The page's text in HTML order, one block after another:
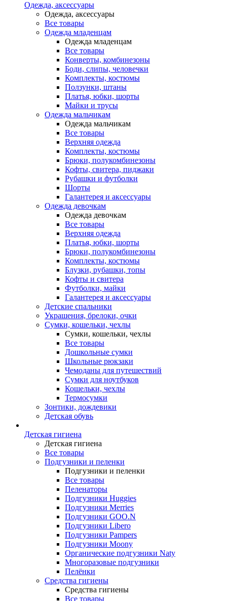
Одежда, аксессуары
Одежда, аксессуары
Все товары
Одежда младенцам
Одежда младенцам
Все товары
Конверты, комбинезоны
Боди, слипы, человечки
Комплекты, костюмы
Ползунки, штаны
Платья, юбки, шорты
Майки и трусы
Одежда мальчикам
Одежда мальчикам
Все товары
Верхняя одежда
Комплекты, костюмы
Брюки, полукомбинезоны
Кофты, свитера, пиджаки
Рубашки и футболки
Шорты
Галантерея и аксессуары
Одежда девочкам
Одежда девочкам
Все товары
Верхняя одежда
Платья, юбки, шорты
Брюки, полукомбинезоны
Комплекты, костюмы
Блузки, рубашки, топы
Кофты и свитера
Футболки, майки
Галантерея и аксессуары
Детские спальники
Украшения, брелоки, очки
Сумки, кошельки, чехлы
Сумки, кошельки, чехлы
Все товары
Дошкольные сумки
Школьные рюкзаки
Чемоданы для путешествий
Сумки для ноутбуков
Кошельки, чехлы
Термосумки
Зонтики, дождевики
Детская обувь
Детская гигиена
Детская гигиена
Все товары
Подгузники и пеленки
Подгузники и пеленки
Все товары
Пеленаторы
Подгузники Huggies
Подгузники Merries
Подгузники GOO.N
Подгузники Libero
Подгузники Pampers
Подгузники Moony
Органические подгузники Naty
Многоразовые подгузники
Пелёнки
Средства гигиены
Средства гигиены
Все товары